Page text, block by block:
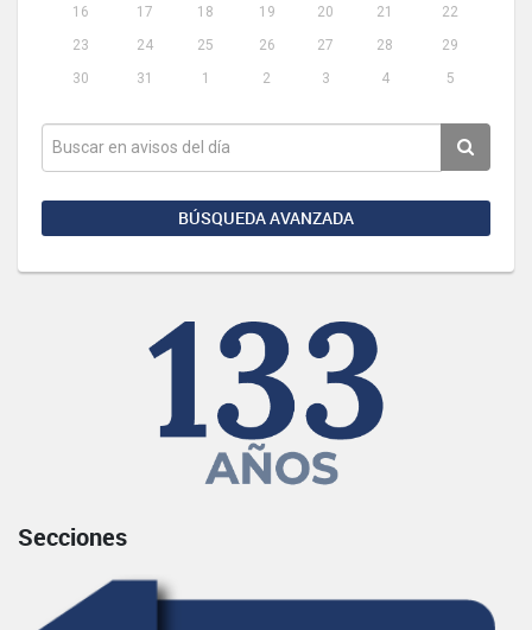
16
17 18 19 20 21
22
23
24 25 26 27 28
29
30
31 1 2 3 4 5
BÚSQUEDA AVANZADA
Secciones